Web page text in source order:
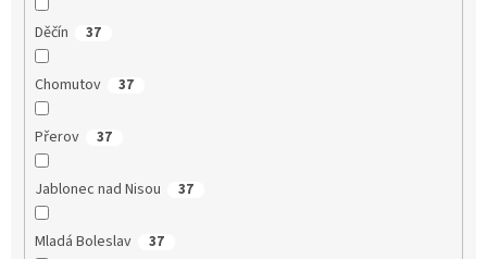
Děčín 37
Chomutov 37
Přerov 37
Jablonec nad Nisou 37
Mladá Boleslav 37